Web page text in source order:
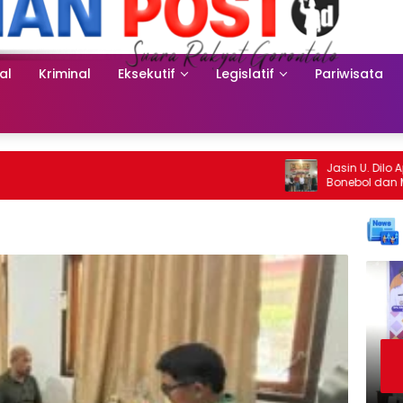
Kriminal Eksekutif Legislatif Pariwisata
Jasin U. Dilo Apresiasi
Bonebol dan
Tulabolo–Pinogu